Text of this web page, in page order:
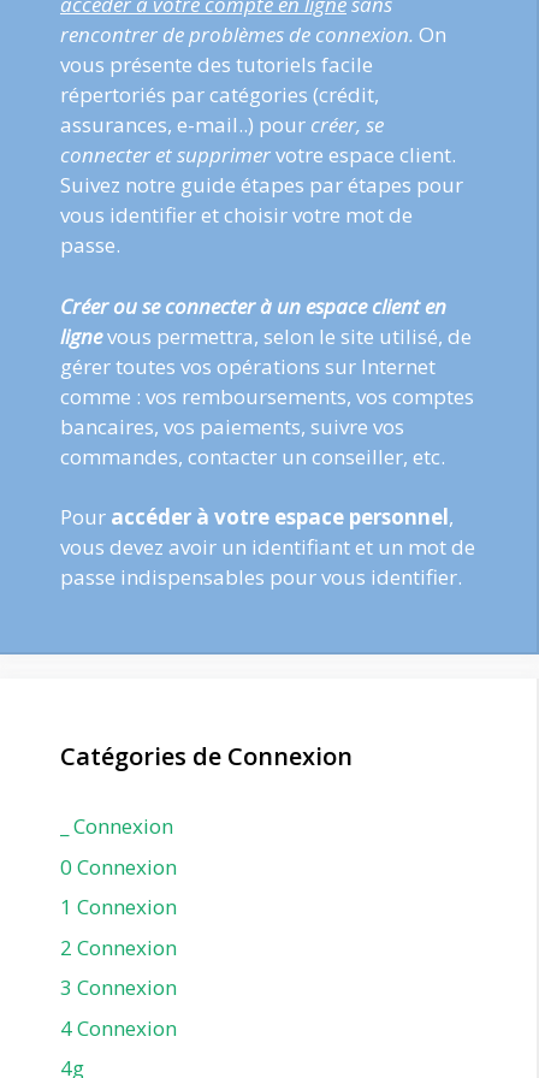
rencontrer de problèmes de connexion. On
vous présente des tutoriels facile
répertoriés par catégories (crédit,
assurances, e-mail..) pour créer, se
connecter et supprimervotre espace client.
Suivez notre guide étapes par étapes pour
vous identifier et choisir votre mot de
passe.
Créer ou se connecter à un espace client en
lignevous permettra, selon le site utilisé, de
gérer toutes vos opérations sur Internet
comme : vos remboursements, vos comptes
bancaires, vos paiements, suivre vos
commandes, contacter un conseiller, etc.
Pour accéder à votre espace personnel,
vous devez avoir un identifiant et un mot de
passe indispensables pour vous identifier.
Catégories de Connexion
_ Connexion
0 Connexion
1 Connexion
2 Connexion
3 Connexion
4 Connexion
4g